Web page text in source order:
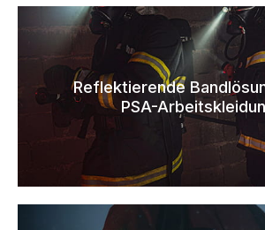
Reflektierende
PSA-